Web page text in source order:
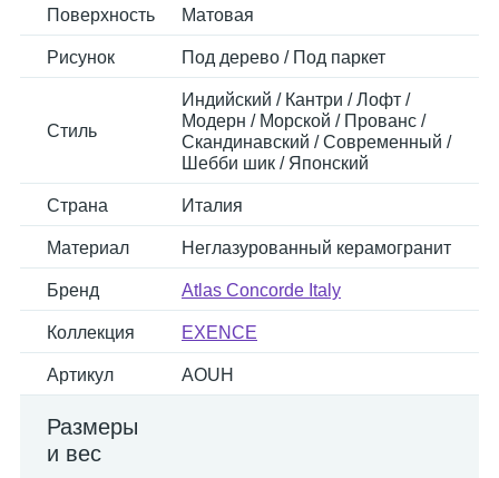
Поверхность Матовая
Рисунок Под дерево / Под паркет
Стиль
Индийский / Кантри / Лофт /
Модерн / Морской / Прованс /
Скандинавский / Современный /
Шебби шик / Японский
Страна Италия
Материал Неглазурованный керамогранит
Бренд Atlas Concorde Italy
Коллекция EXENCE
Артикул AOUH
Размеры
и вес